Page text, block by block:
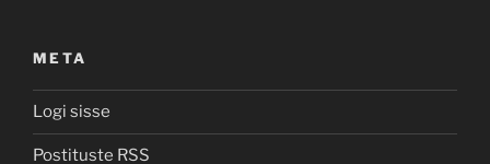
META
Logi sisse
Postituste RSS